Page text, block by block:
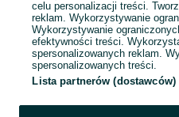
celu personalizacji treści.
reklam. Wykorzystywanie
Wykorzystywanie
efektywności treści.
spersonalizowanych reklam.
spersonalizowanych treści.
Lista partnerów (dostawców)